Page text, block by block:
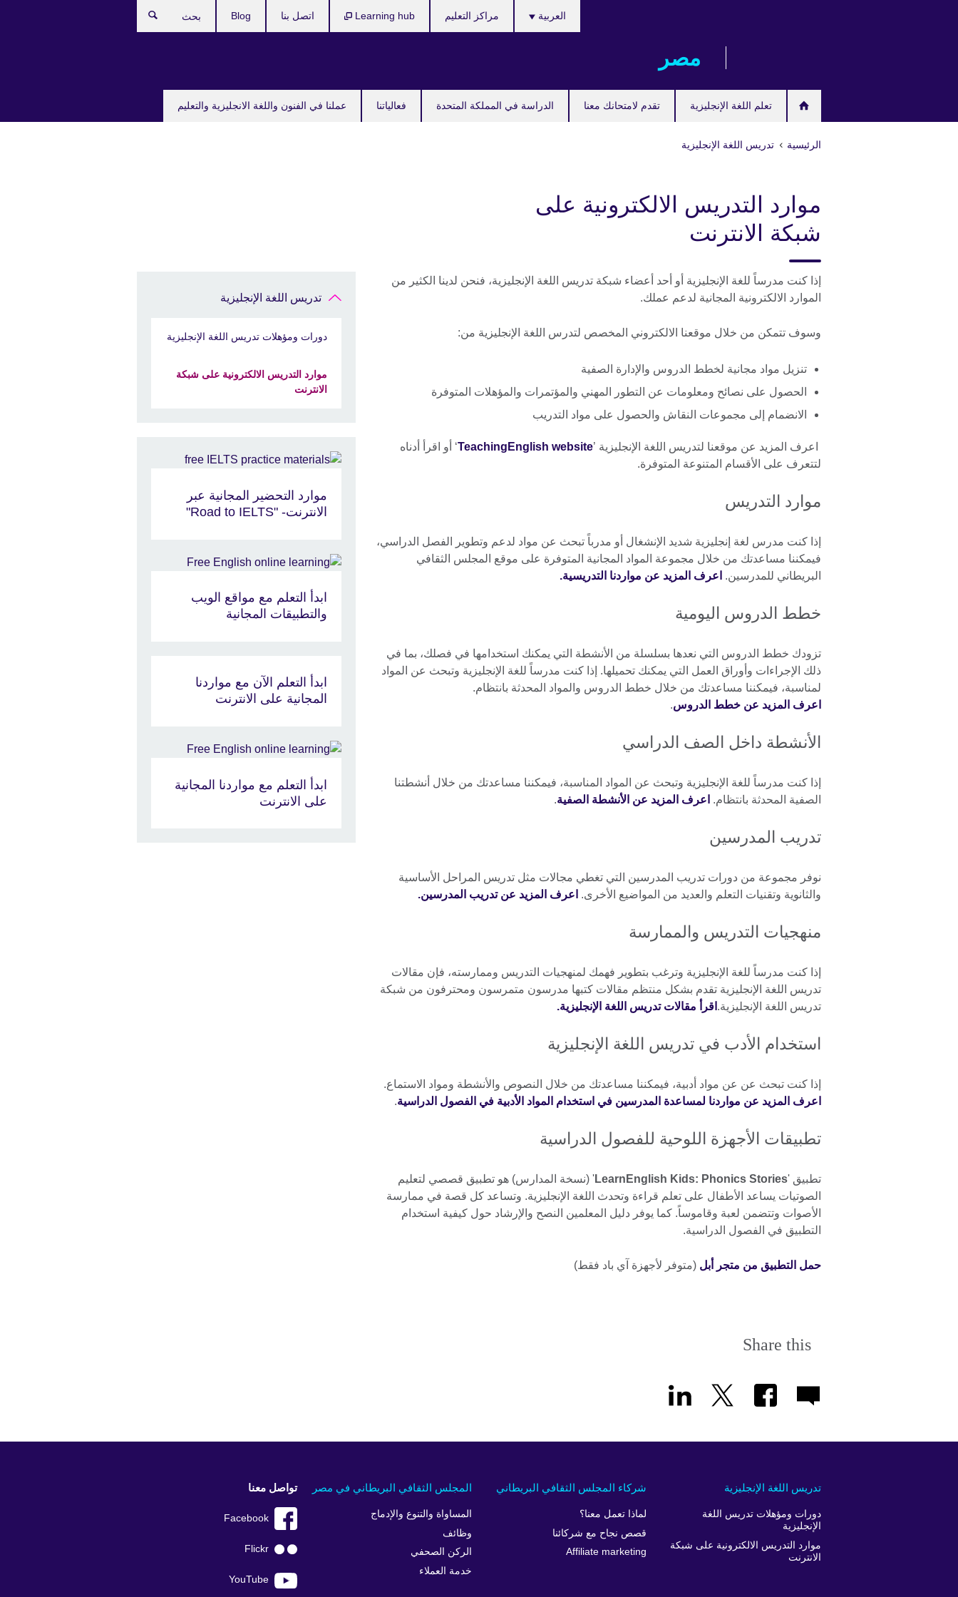
مصر‎
تعلم اللغة الإنجليزية تقدم لامتحانك معنا الدراسة في المملكة المتحدة فعالياتنا عملنا في الفنون واللغة الانجليزية والتعليم
العربية مراكز التعليم Learning hub اتصل بنا Blog
الرئيسية تدريس اللغة الإنجليزية
موارد التدريس الالكترونية على
شبكة الانترنت
إذا كنت مدرساً للغة الإنجليزية أو أحد أعضاء شبكة تدريس اللغة الإنجليزية، فنحن لدينا الكثير من
الموارد الالكترونية المجانية لدعم عملك.
وسوف تتمكن من خلال موقعنا الالكتروني المخصص لتدرس اللغة الإنجليزية من:
تنزيل مواد مجانية لخطط الدروس والإدارة الصفية
الحصول على نصائح ومعلومات عن التطور المهني والمؤتمرات والمؤهلات المتوفرة
الانضمام إلى مجموعات النقاش والحصول على مواد التدريب
اعرف المزيد عن موقعنا لتدريس اللغة الإنجليزية ’TeachingEnglish website‘ أو اقرأ أدناه
لتتعرف على الأقسام المتنوعة المتوفرة.
موارد التدريس
إذا كنت مدرس لغة إنجليزية شديد الإنشغال أو مدرباً تبحث عن مواد لدعم وتطوير الفصل الدراسي،
فيمكننا مساعدتك من خلال مجموعة المواد المجانية المتوفرة على موقع المجلس الثقافي
البريطاني للمدرسين. اعرف المزيد عن مواردنا التدريسية.
خطط الدروس اليومية
تزودك خطط الدروس التي نعدها بسلسلة من الأنشطة التي يمكنك استخدامها في فصلك، بما في
ذلك الإجراءات وأوراق العمل التي يمكنك تحميلها. إذا كنت مدرساً للغة الإنجليزية وتبحث عن المواد
لمناسبة، فيمكننا مساعدتك من خلال خطط الدروس والمواد المحدثة بانتظام.
اعرف المزيد عن خطط الدروس.
الأنشطة داخل الصف الدراسي
إذا كنت مدرساً للغة الإنجليزية وتبحث عن المواد المناسبة، فيمكننا مساعدتك من خلال أنشطتنا
الصفية المحدثة بانتظام. اعرف المزيد عن الأنشطة الصفية.
تدريب المدرسين
نوفر مجموعة من دورات تدريب المدرسين التي تغطي مجالات مثل تدريس المراحل الأساسية
والثانوية وتقنيات التعلم والعديد من المواضيع الأخرى. اعرف المزيد عن تدريب المدرسين.
منهجيات التدريس والممارسة
إذا كنت مدرساً للغة الإنجليزية وترغب بتطوير فهمك لمنهجيات التدريس وممارسته، فإن مقالات
تدريس اللغة الإنجليزية تقدم بشكل منتظم مقالات كتبها مدرسون متمرسون ومحترفون من شبكة
تدريس اللغة الإنجليزية. اقرأ مقالات تدريس اللغة الإنجليزية.
استخدام الأدب في تدريس اللغة الإنجليزية
إذا كنت تبحث عن عن مواد أدبية، فيمكننا مساعدتك من خلال النصوص والأنشطة ومواد الاستماع.
اعرف المزيد عن مواردنا لمساعدة المدرسين في استخدام المواد الأدبية في الفصول الدراسية.
تطبيقات الأجهزة اللوحية للفصول الدراسية
تطبيق 'LearnEnglish Kids: Phonics Stories' (نسخة المدارس) هو تطبيق قصصي لتعليم
الصوتيات يساعد الأطفال على تعلم قراءة وتحدث اللغة الإنجليزية. وتساعد كل قصة في ممارسة
الأصوات وتتضمن لعبة وقاموساً. كما يوفر دليل المعلمين النصح والإرشاد حول كيفية استخدام
التطبيق في الفصول الدراسية.
حمل التطبيق من متجر أبل (متوفر لأجهزة آي باد فقط)
Share this
تدريس اللغة الإنجليزية
دورات ومؤهلات تدريس اللغة الإنجليزية
موارد التدريس الالكترونية على شبكة
الانترنت
موارد التحضير المجانية عبر
الانترنت- "Road to IELTS"
ابدأ التعلم مع مواقع الويب
والتطبيقات المجانية
ابدأ التعلم الآن مع مواردنا
المجانية على الانترنت
ابدأ التعلم مع مواردنا المجانية
على الانترنت
المجلس الثقافي البريطاني في مصر
المساواة والتنوع والإدماج
وظائف
الركن الصحفي
خدمة العملاء
شركاء المجلس الثقافي البريطاني
لماذا تعمل معنا؟
قصص نجاح مع شركائنا
Affiliate marketing
تدريس اللغة الإنجليزية
دورات ومؤهلات تدريس اللغة
الإنجليزية
موارد التدريس الالكترونية على شبكة
الانترنت
تواصل معنا
Facebook
Flickr
YouTube